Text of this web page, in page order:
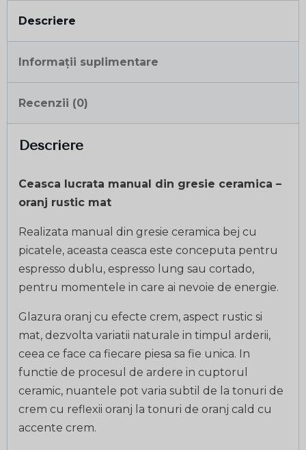
Descriere
Informații suplimentare
Recenzii (0)
Descriere
Ceasca lucrata manual din gresie ceramica –
oranj rustic mat
Realizata manual din gresie ceramica bej cu
picatele, aceasta ceasca este conceputa pentru
espresso dublu, espresso lung sau cortado,
pentru momentele in care ai nevoie de energie.
Glazura oranj cu efecte crem, aspect rustic si
mat, dezvolta variatii naturale in timpul arderii,
ceea ce face ca fiecare piesa sa fie unica. In
functie de procesul de ardere in cuptorul
ceramic, nuantele pot varia subtil de la tonuri de
crem cu reflexii oranj la tonuri de oranj cald cu
accente crem.